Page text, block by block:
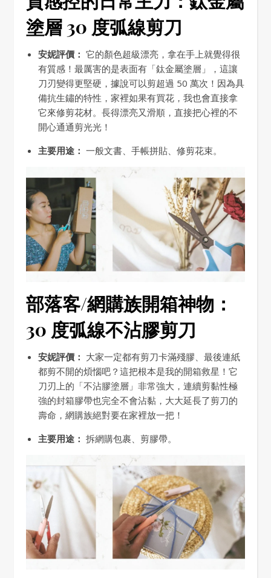
塗層 30 度弧線剪刀
安妮評價： 它的顏色超級漂亮，拿在手上就覺得很
有質感！最厲害的是表面有「鈦金屬塗層」，這讓
刀刃變得更堅硬，據說可以剪超過 50 萬次！因為具
備抗生鏽的特性，家裡如果有買花，我也會直接拿
它來修剪花材。長得漂亮又滑順，直接把心裡的不
開心通通剪光光！
主要用途： 一般文書、手帳拼貼、修剪花束。
部落客/網購族開箱神物：
30 度弧線不沾膠剪刀
安妮評價： 大家一定都有剪刀卡滿殘膠、最後連紙
都剪不開的煩惱吧？這把根本是我的開箱救星！它
刀刃上的「不沾膠塗層」非常強大，連續剪黏性極
強的封箱膠帶也完全不會沾黏，大大延長了剪刀的
壽命，網購族絕對要在家裡放一把！
主要用途： 拆網購包裹、剪膠帶。